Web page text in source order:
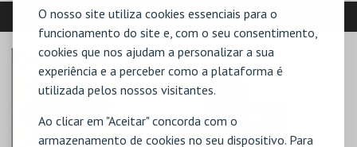
O nosso site utiliza cookies essenciais para o
funcionamento do site e, com o seu consentimento,
cookies que nos ajudam a personalizar a sua
experiência e a perceber como a plataforma é
utilizada pelos nossos visitantes.
Ao clicar em "Aceitar" concorda com o
armazenamento de cookies no seu dispositivo. Para
SUGESTÕES: